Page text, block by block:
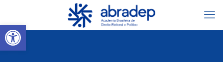
Abrir a barra de ferramentas